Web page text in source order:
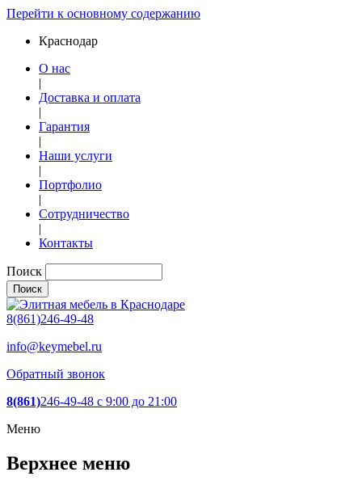
Перейти к основному содержанию
Краснодар
О нас
|
Доставка и оплата
|
Гарантия
|
Наши услуги
|
Портфолио
|
Сотрудничество
|
Контакты
Поиск
8(861)246-49-48
info@keymebel.ru
Обратный звонок
8(861)246-49-48 c 9:00 до 21:00
Меню
Верхнее меню